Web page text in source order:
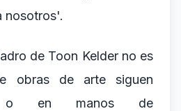
nosotros'.
de Toon Kelder no es
obras de arte siguen
o en manos de